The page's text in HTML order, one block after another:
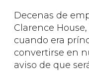
Decenas de
Clarence
cuando era
convertirse en
aviso de que